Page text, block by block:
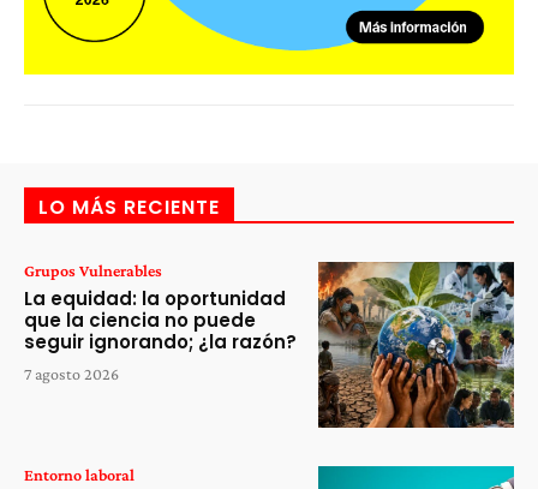
LO MÁS RECIENTE
Grupos Vulnerables
La equidad: la oportunidad
que la ciencia no puede
seguir ignorando; ¿la razón?
7 agosto 2026
Entorno laboral